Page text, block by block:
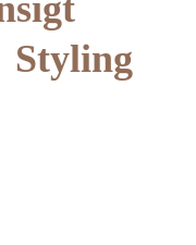
Styling